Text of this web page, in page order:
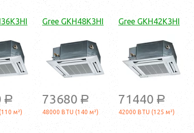
a
м²)
Gree GKH48K3HI
73680 a
48000 BTU (140 м²)
Gree GKH42K3HI
71440 a
42000 BTU (125 м²)